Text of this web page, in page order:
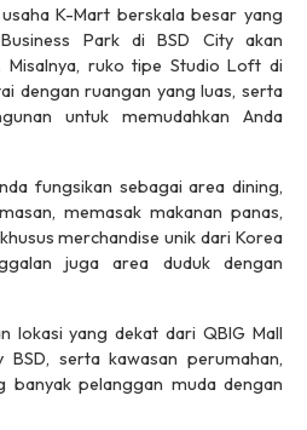
usahaK-Mart berskala besar yang
Park di BSD City akan
Misalnya, ruko tipe Studio Loft di
dengan ruangan yang luas, serta
untuk memudahkan Anda
fungsikan sebagai area dining,
memasak makanan panas,
khususmerchandiseunik dari Korea
juga area duduk dengan
lokasi yang dekat dari QBIG Mall
BSD, serta kawasan perumahan,
banyak pelanggan muda dengan